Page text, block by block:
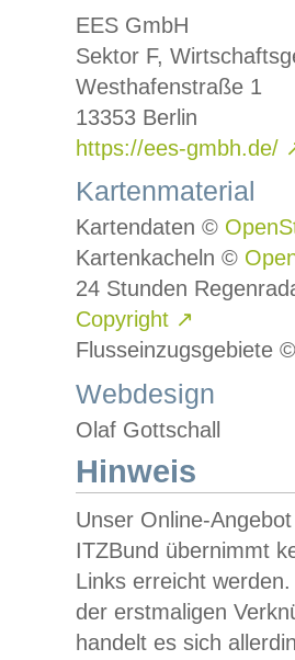
EES GmbH
Sektor F,
Westhafenstraße 1
13353 Berlin
https://ees-gmbh.de/
Kartenmaterial
Kartendaten ©
Kartenkacheln ©
24 Stunden
Copyright ↗
Flusseinzugsgebiete
Webdesign
Olaf Gottschall
Hinweis
Unser Online-
ITZBund übernimmt
Links erreicht
der erstmaligen
handelt es sich